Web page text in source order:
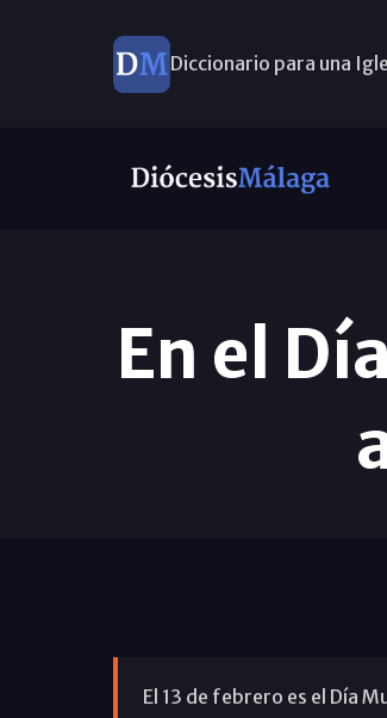
Diccionario para una
En el
El 13 de febrero es el Día